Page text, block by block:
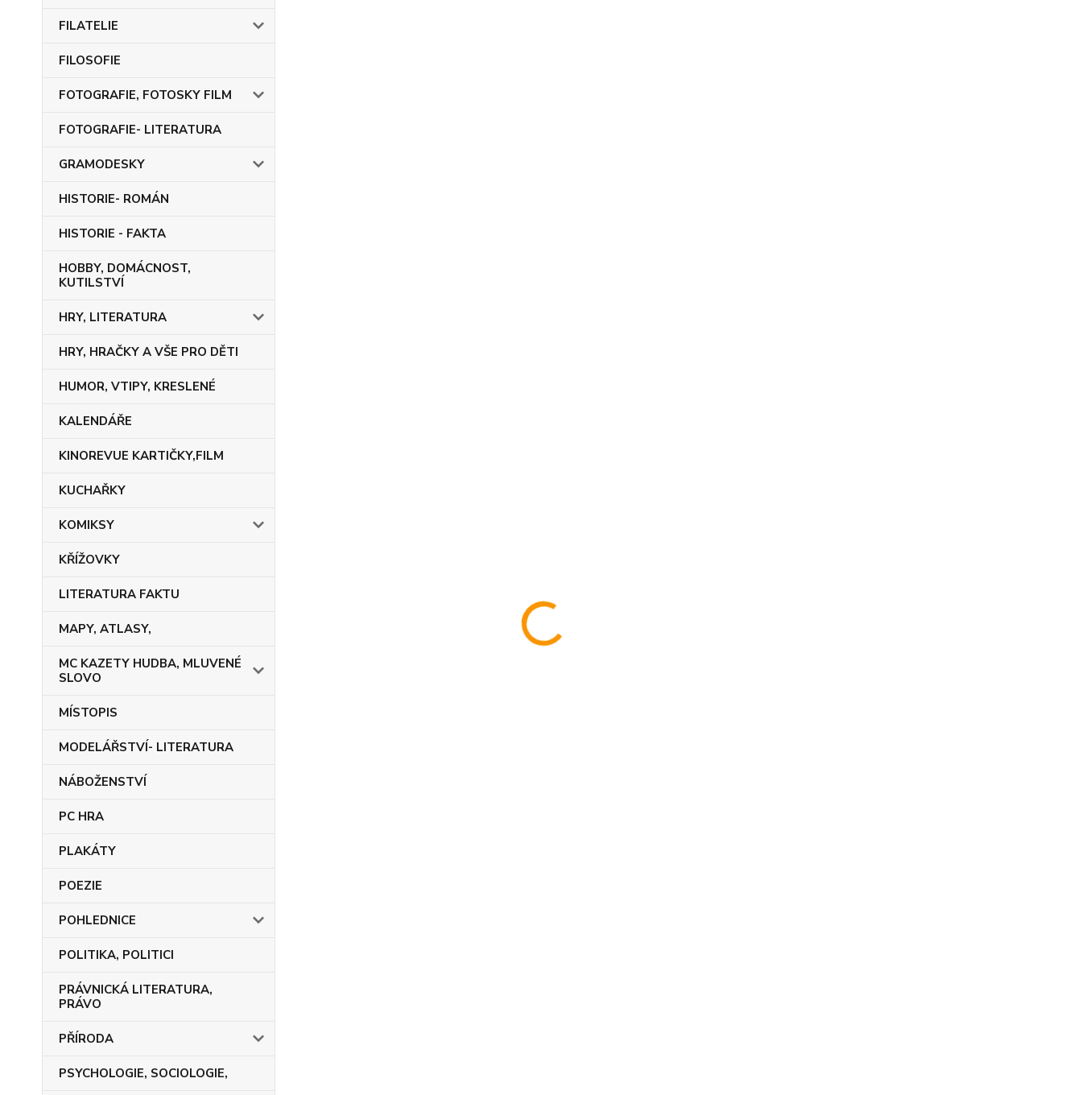
FILATELIE
FILOSOFIE
FOTOGRAFIE, FOTOSKY FILM
FOTOGRAFIE- LITERATURA
GRAMODESKY
HISTORIE- ROMÁN
HISTORIE - FAKTA
HOBBY, DOMÁCNOST,
KUTILSTVÍ
HRY, LITERATURA
HRY, HRAČKY A VŠE PRO DĚTI
HUMOR, VTIPY, KRESLENÉ
KALENDÁŘE
KINOREVUE KARTIČKY,FILM
KUCHAŘKY
KOMIKSY
KŘÍŽOVKY
LITERATURA FAKTU
MAPY, ATLASY,
MC KAZETY HUDBA, MLUVENÉ
SLOVO
MÍSTOPIS
MODELÁŘSTVÍ- LITERATURA
NÁBOŽENSTVÍ
PC HRA
PLAKÁTY
POEZIE
POHLEDNICE
POLITIKA, POLITICI
PRÁVNICKÁ LITERATURA,
PRÁVO
PŘÍRODA
PSYCHOLOGIE, SOCIOLOGIE,